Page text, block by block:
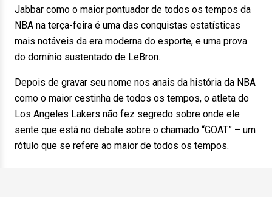
Jabbar como o maior pontuador de todos os tempos da
NBA na terça-feira é uma das conquistas estatísticas
mais notáveis ​​da era moderna do esporte, e uma prova
do domínio sustentado de LeBron.
Depois de gravar seu nome nos anais da história da NBA
como o maior cestinha de todos os tempos, o atleta do
Los Angeles Lakers não fez segredo sobre onde ele
sente que está no debate sobre o chamado “GOAT” – um
rótulo que se refere ao maior de todos os tempos.